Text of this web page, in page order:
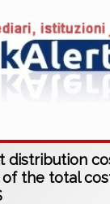
distribution
the total